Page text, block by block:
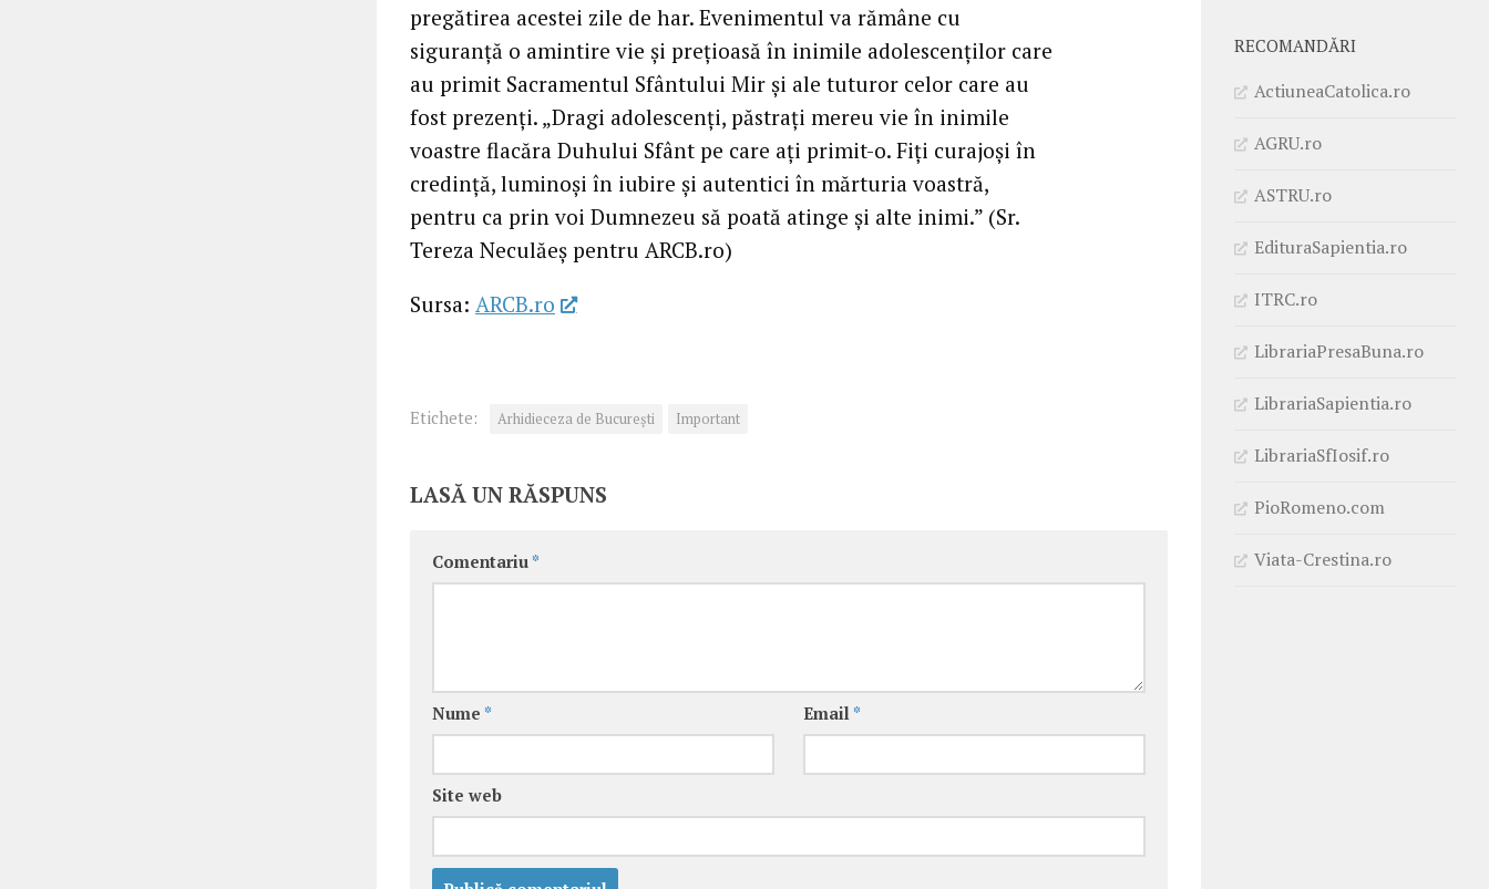
pregătirea acestei zile de har. Evenimentul va rămâne cu
siguranță o amintire vie și prețioasă în inimile adolescenților care
au primit Sacramentul Sfântului Mir și ale tuturor celor care au
fost prezenți. „Dragi adolescenți, păstrați mereu vie în inimile
voastre flacăra Duhului Sfânt pe care ați primit-o. Fiți curajoși în
credință, luminoși în iubire și autentici în mărturia voastră,
pentru ca prin voi Dumnezeu să poată atinge și alte inimi.” (Sr.
Tereza Neculăeș pentru ARCB.ro)
Sursa: ARCB.ro
Etichete: Arhidieceza de București Important
LASĂ UN RĂSPUNS
Comentariu *
Nume * Email *
Site web
RECOMANDĂRI
ActiuneaCatolica.ro
AGRU.ro
ASTRU.ro
EdituraSapientia.ro
ITRC.ro
LibrariaPresaBuna.ro
LibrariaSapientia.ro
LibrariaSfIosif.ro
PioRomeno.com
Viata-Crestina.ro